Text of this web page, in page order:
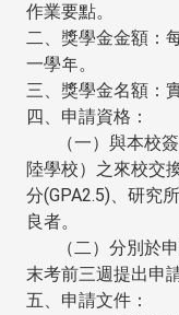
作業要點。
二、獎學金金額：
一學年。
三、獎學金名額：
四、申請資格：
（一）與本校簽
陸學校）之來校交
分(GPA2.5)、研究
良者。
（二）分別於申
末考前三週提出申
五、申請文件：